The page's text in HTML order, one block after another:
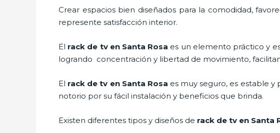
Crear espacios bien diseñados para la comodidad,
represente satisfacción interior.
El rack de tv en Santa Rosa es un elemento práctico y
logrando concentración y libertad de movimiento,
El rack de tv en Santa Rosa es muy seguro, es estable
notorio por su fácil instalación y beneficios que brinda.
Existen diferentes tipos y diseños de rack de tv en Santa